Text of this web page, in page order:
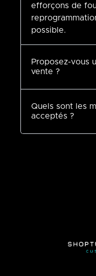
efforçons de
possible.
Proposez-vous
vente ?
Quels sont les
acceptés ?